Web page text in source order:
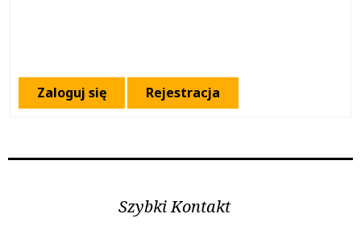
Zaloguj się Rejestracja
Szybki Kontakt